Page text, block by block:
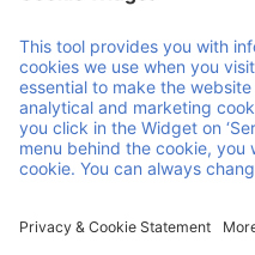
Member of Faber Group
Enlaces y
Productos